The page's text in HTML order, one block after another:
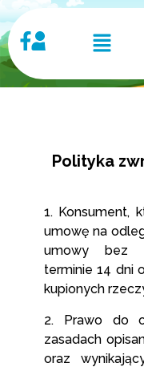
Polityka
1. Konsument,
umowę na
umowy bez
terminie 14 dni
kupionych
2. Prawo do
zasadach
oraz